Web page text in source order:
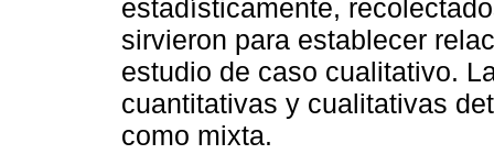
estadísticamente,
sirvieron para establecer
estudio de caso cualitativo.
cuantitativas y cualitativas
como mixta.